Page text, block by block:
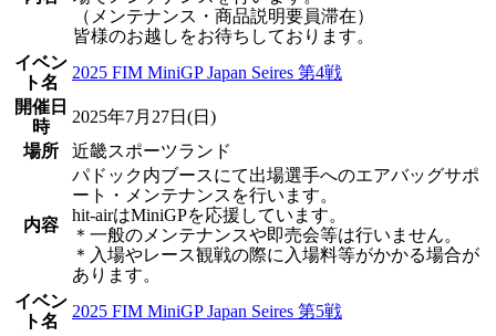
（メンテナンス・商品説明要員滞在）
皆様のお越しをお待ちしております。
イベン
ト名
2025 FIM MiniGP Japan Seires 第4戦
開催日
時
2025年7月27日(日)
場所
近畿スポーツランド
内容
パドック内ブースにて出場選手へのエアバッグサポ
ート・メンテナンスを行います。
hit-airはMiniGPを応援しています。
＊一般のメンテナンスや即売会等は行いません。
＊入場やレース観戦の際に入場料等がかかる場合が
あります。
イベン
ト名
2025 FIM MiniGP Japan Seires 第5戦